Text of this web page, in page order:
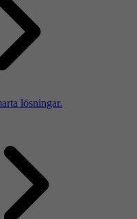
lösningar.